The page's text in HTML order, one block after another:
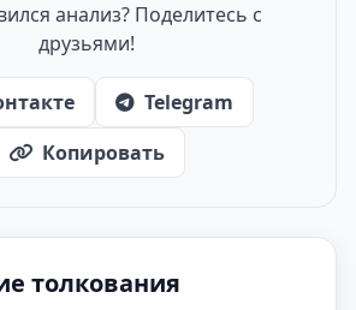
анализ? Поделитесь с
друзьями!
Telegram
Копировать
толкования